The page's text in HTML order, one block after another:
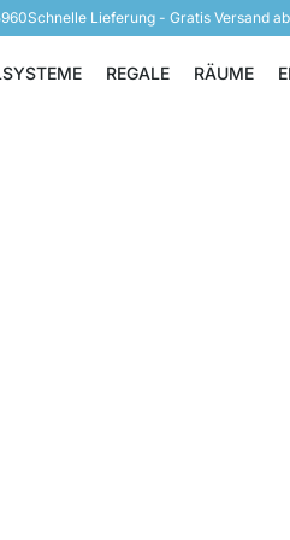
Schnelle Lieferung - Gratis Versand
Regalsysteme
REGALE
Regale
RÄUME